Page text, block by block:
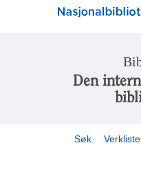
Den
Søk Verkliste